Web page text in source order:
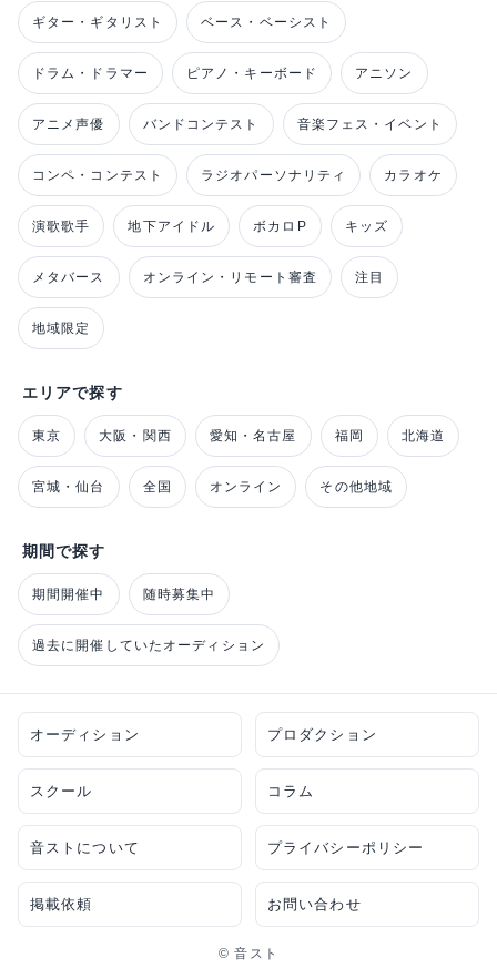
ギター・ギタリスト ベース・ベーシスト
ドラム・ドラマー ピアノ・キーボード アニソン
アニメ声優 バンドコンテスト 音楽フェス・イベント
コンペ・コンテスト ラジオパーソナリティ カラオケ
演歌歌手 地下アイドル ボカロP キッズ
メタバース オンライン・リモート審査 注目
地域限定
エリアで探す
東京 大阪・関西 愛知・名古屋 福岡 北海道
宮城・仙台 全国 オンライン その他地域
期間で探す
期間開催中 随時募集中
過去に開催していたオーディション
オーディション プロダクション
スクール コラム
音ストについて プライバシーポリシー
掲載依頼 お問い合わせ
© 音スト